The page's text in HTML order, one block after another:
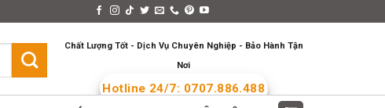
Chất Lượng Tốt - Dịch Vụ Chuyên Nghiệp - Bảo Hành Tận
Nơi
Hotline 24/7: 0707.886.488